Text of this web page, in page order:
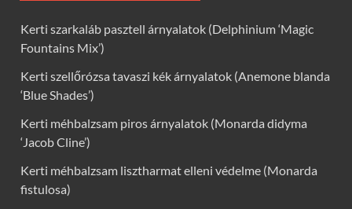
Kerti szarkaláb pasztell árnyalatok (Delphinium ‘Magic
Fountains Mix’)
Kerti szellőrózsa tavaszi kék árnyalatok (Anemone blanda
‘Blue Shades’)
Kerti méhbalzsam piros árnyalatok (Monarda didyma
‘Jacob Cline’)
Kerti méhbalzsam lisztharmat elleni védelme (Monarda
fistulosa)